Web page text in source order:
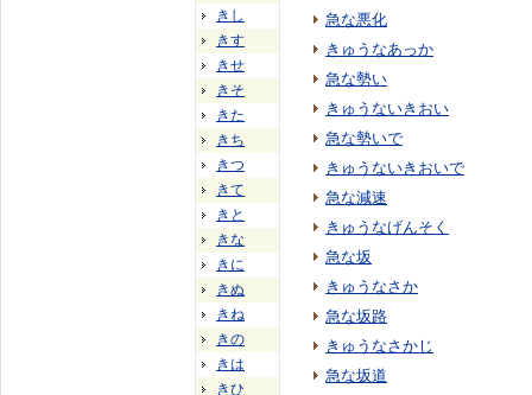
きし
きす
きせ
きそ
きた
きち
きつ
きて
きと
きな
きに
きぬ
きね
きの
きは
きひ
急な悪化
きゅうなあっか
急な勢い
きゅうないきおい
急な勢いで
きゅうないきおいで
急な減速
きゅうなげんそく
急な坂
きゅうなさか
急な坂路
きゅうなさかじ
急な坂道